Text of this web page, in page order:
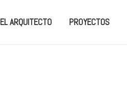
EL ARQUITECTO PROYECTOS